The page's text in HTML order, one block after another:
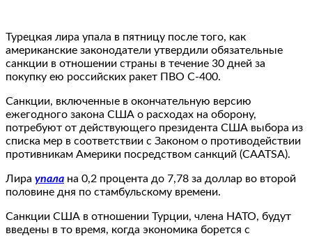
Турецкая лира упала в пятницу после того, как
американские законодатели утвердили обязательные
санкции в отношении страны в течение 30 дней за
покупку ею российских ракет ПВО С-400.
Санкции, включенные в окончательную версию
ежегодного закона США о расходах на оборону,
потребуют от действующего президента США выбора из
списка мер в соответствии с Законом о противодействии
противникам Америки посредством санкций (CAATSA).
Лира упала на 0,2 процента до 7,78 за доллар во второй
половине дня по стамбульскому времени.
Санкции США в отношении Турции, члена НАТО, будут
введены в то время, когда экономика борется с